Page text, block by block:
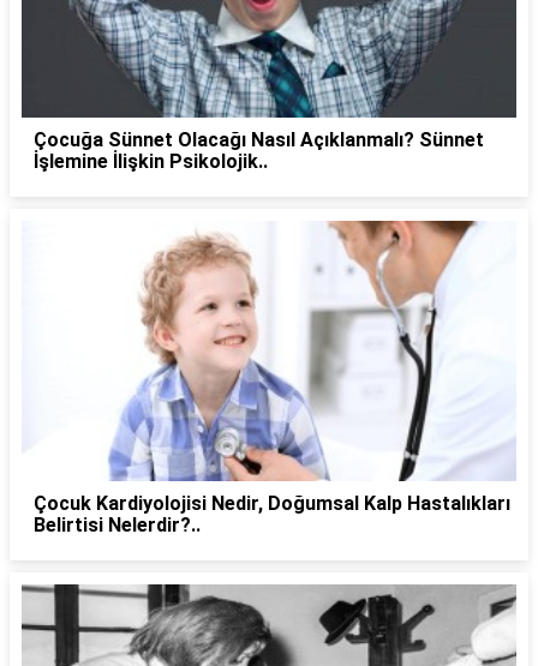
Çocuğa Sünnet Olacağı Nasıl Açıklanmalı? Sünnet
İşlemine İlişkin Psikolojik..
Çocuk Kardiyolojisi Nedir, Doğumsal Kalp Hastalıkları
Belirtisi Nelerdir?..